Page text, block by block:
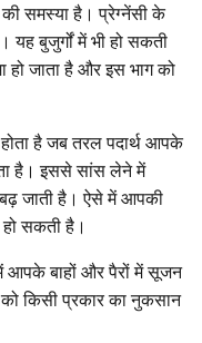
की समस्या है। प्रेग्नेंसी के
बुजुर्गों में भी हो सकती
हो जाता है और इस भाग को
है जब तरल पदार्थ आपके
है। इससे सांस लेने में
जाती है। ऐसे में आपकी
सकती है।
आपके बाहों और पैरों में सूजन
किसी प्रकार का नुकसान